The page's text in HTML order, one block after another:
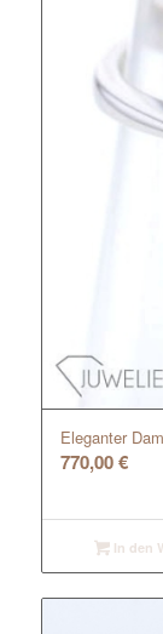
Eleganter
770,00€
In den